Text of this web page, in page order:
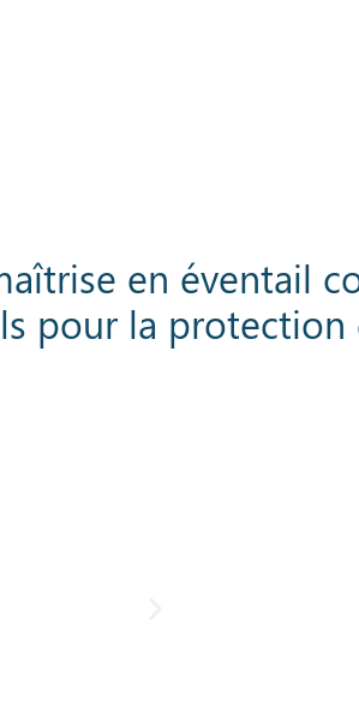
en
pour la protection